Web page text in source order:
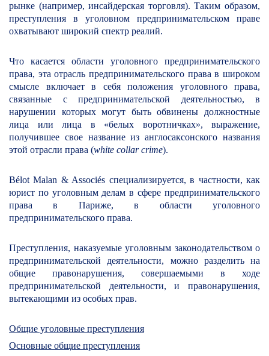
рынке (например, инсайдерская торговля). Таким образом,
преступления в уголовном предпринимательском праве
охватывают широкий спектр реалий.
Что касается области уголовного предпринимательского
права, эта отрасль предпринимательского права в широком
смысле включает в себя положения уголовного права,
связанные с предпринимательской деятельностью, в
нарушении которых могут быть обвинены должностные
лица или лица в «белых воротничках», выражение,
получившее свое название из англосаксонского названия
этой отрасли права (white collar crime).
Bélot Malan & Associés специализируется, в частности, как
юрист по уголовным делам в сфере предпринимательского
права в Париже, в области уголовного
предпринимательского права.
Преступления, наказуемые уголовным законодательством о
предпринимательской деятельности, можно разделить на
общие правонарушения, совершаемыми в ходе
предпринимательской деятельности, и правонарушения,
вытекающими из особых прав.
Общие уголовные преступления
Основные общие преступления